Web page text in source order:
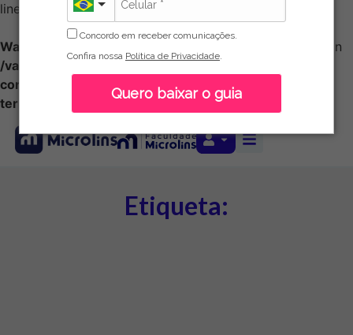
Concordo em receber comunicações.
Confira nossa Política de Privacidade.
Quero baixar o guia
line
Warning
: Attempt to read property "taxonomy" on null in
/var/www/vhosts/localhost/html/wp-
content/plugins/seo-by-rank-math/includes/class-
term.php
110
Etiqueta: